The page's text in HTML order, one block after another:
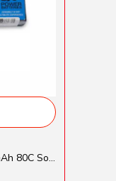
DXF Power 11.1V 3s 5200mAh 80C Softcase Lipo Batarya